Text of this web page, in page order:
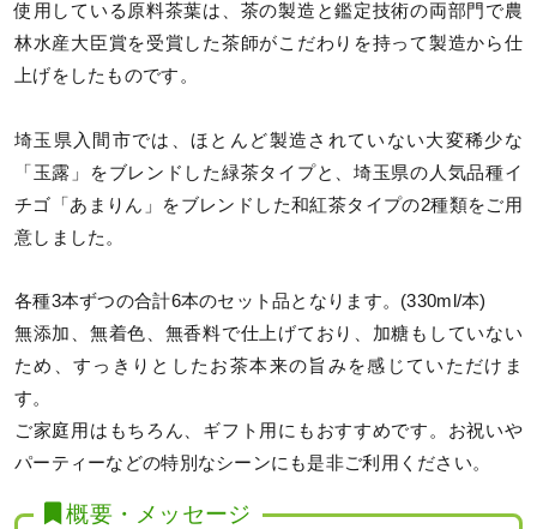
使用している原料茶葉は、茶の製造と鑑定技術の両部門で農
林水産大臣賞を受賞した茶師がこだわりを持って製造から仕
上げをしたものです。
埼玉県入間市では、ほとんど製造されていない大変稀少な
「玉露」をブレンドした緑茶タイプと、埼玉県の人気品種イ
チゴ「あまりん」をブレンドした和紅茶タイプの2種類をご用
意しました。
各種3本ずつの合計6本のセット品となります。(330ml/本)
無添加、無着色、無香料で仕上げており、加糖もしていない
ため、すっきりとしたお茶本来の旨みを感じていただけま
す。
ご家庭用はもちろん、ギフト用にもおすすめです。お祝いや
パーティーなどの特別なシーンにも是非ご利用ください。
概要・メッセージ